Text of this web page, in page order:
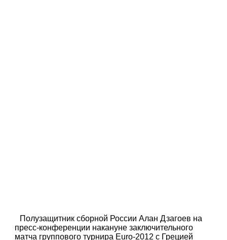
Полузащитник сборной России Алан Дзагоев на
пресс-конференции накануне заключительного
матча группового турнира Euro-2012 с Грецией